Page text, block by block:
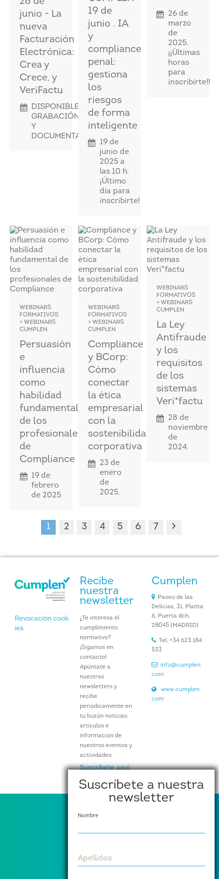
junio - La
nueva
Facturación
Electrónica:
Crea y
Crece, y
VeriFactu
DISPONIBLES
GRABACIÓN
Y
DOCUMENTACIÓN
19 de
junio . IA
y
compliance
penal:
gestiona
los
riesgos
de forma
inteligente
19 de
junio de
2025 a
las 10 h.
¡Último
día para
inscribirte!
26 de
marzo
de
2025.
¡¡Últimas
horas
para
inscribirte!!
WEBINARS
FORMATIVOS
> WEBINARS
CUMPLEN
Persuasión
e
influencia
como
habilidad
fundamental
de los
profesionales
de
Compliance
19 de
febrero
de 2025
WEBINARS
FORMATIVOS
> WEBINARS
CUMPLEN
Compliance
y BCorp:
Cómo
conectar
la ética
empresarial
con la
sostenibilidad
corporativa
23 de
enero
de
2025.
WEBINARS
FORMATIVOS
> WEBINARS
CUMPLEN
La Ley
Antifraude
y los
requisitos
de los
sistemas
Veri*factu
28 de
noviembre
de
2024.
1 2 3 4 5 6 7
Suscríbete a nuestra
newsletter
Nombre
Apellidos
Revocación cook
ies
Recibe
nuestra
newsletter
¿Te interesa el
cumplimiento
normativo?
¡Sigamos en
contacto!
Apúntate a
nuestras
newsletters y
recibe
periódicamente en
tu buzón noticias,
artículos e
información de
nuestros eventos y
actividades.
Suscríbete aquí
Cumplen
Paseo de las
Delicias, 31. Planta
6, Puerta dch.
28045 (MADRID)
Tel. +34 623 184
533
info@cumplen.
com
www.cumplen.
com